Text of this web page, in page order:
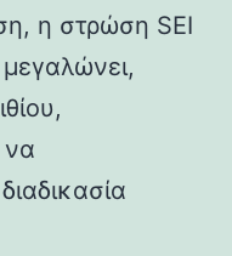
η στρώση SEI
να